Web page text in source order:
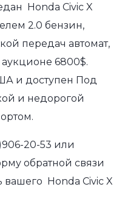
Honda Civic X
2.0 бензин,
передач автомат,
аукционе 6800$.
и доступен Под
и недорогой
20-53 или
обратной связи
вашего Honda Civic X